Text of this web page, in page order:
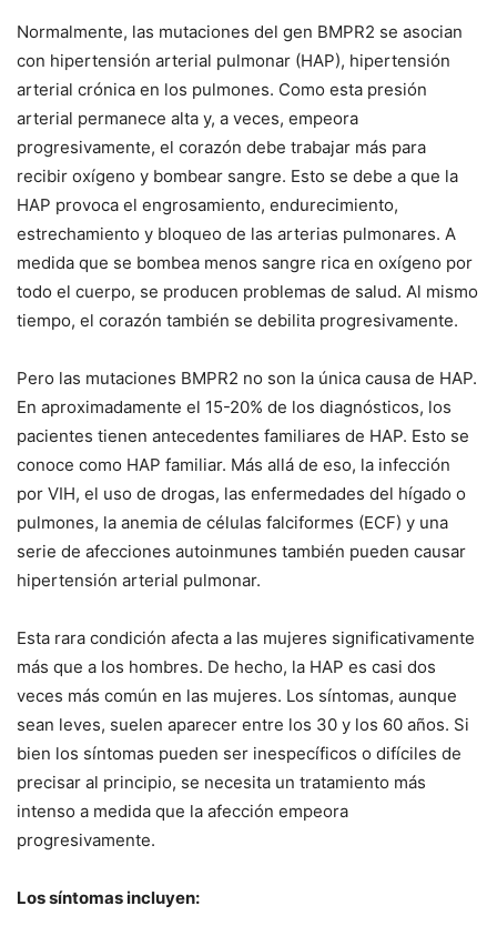
Normalmente, las mutaciones del gen BMPR2 se asocian
con hipertensión arterial pulmonar (HAP), hipertensión
arterial crónica en los pulmones. Como esta presión
arterial permanece alta y, a veces, empeora
progresivamente, el corazón debe trabajar más para
recibir oxígeno y bombear sangre. Esto se debe a que la
HAP provoca el engrosamiento, endurecimiento,
estrechamiento y bloqueo de las arterias pulmonares. A
medida que se bombea menos sangre rica en oxígeno por
todo el cuerpo, se producen problemas de salud. Al mismo
tiempo, el corazón también se debilita progresivamente.
Pero las mutaciones BMPR2 no son la única causa de HAP.
En aproximadamente el 15-20% de los diagnósticos, los
pacientes tienen antecedentes familiares de HAP. Esto se
conoce como HAP familiar. Más allá de eso, la infección
por VIH, el uso de drogas, las enfermedades del hígado o
pulmones, la anemia de células falciformes (ECF) y una
serie de afecciones autoinmunes también pueden causar
hipertensión arterial pulmonar.
Esta rara condición afecta a las mujeres significativamente
más que a los hombres. De hecho, la HAP es casi dos
veces más común en las mujeres. Los síntomas, aunque
sean leves, suelen aparecer entre los 30 y los 60 años. Si
bien los síntomas pueden ser inespecíficos o difíciles de
precisar al principio, se necesita un tratamiento más
intenso a medida que la afección empeora
progresivamente.
Los síntomas incluyen: